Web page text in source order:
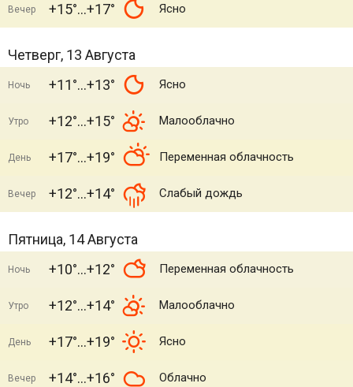
Вечер +15° +17° Ясно
Четверг, 13 Августа
Ночь +11° +13° Ясно
Утро +12° +15° Малооблачно
День +17° +19° Переменная облачность
Вечер +12° +14° Слабый дождь
Пятница, 14 Августа
Ночь +10° +12° Переменная облачность
Утро +12° +14° Малооблачно
День +17° +19° Ясно
Вечер +14° +16° Облачно